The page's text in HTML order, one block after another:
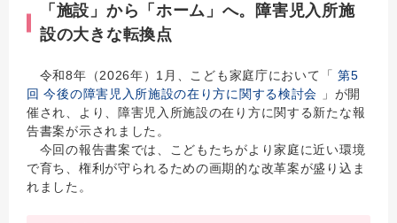
「施設」から「ホーム」へ。障害児入所施
設の大きな転換点
令和8年（2026年）1月、こども家庭庁において「 第5
回 今後の障害児入所施設の在り方に関する検討会 」が開
催され、より、障害児入所施設の在り方に関する新たな報
告書案が示されました。
今回の報告書案では、こどもたちがより家庭に近い環境
で育ち、権利が守られるための画期的な改革案が盛り込ま
れました。